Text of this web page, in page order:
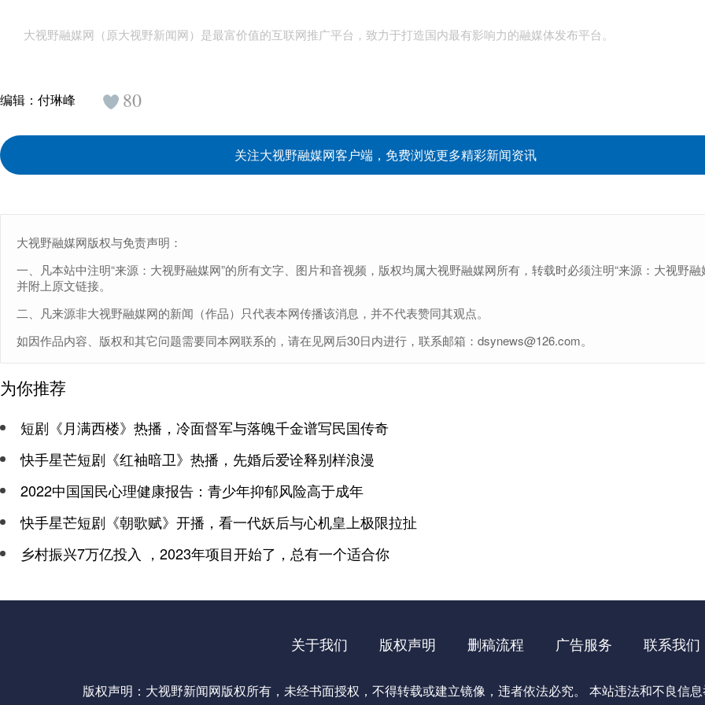
大视野融媒网（原大视野新闻网）是最富价值的互联网推广平台，致力于打造国内最有影响力的融媒体发布平台。
编辑： 付琳峰 80
关注大视野融媒网客户端，免费浏览更多精彩新闻资讯
大视野融媒网版权与免责声明：
一、凡本站中注明“来源：大视野融媒网”的所有文字、图片和音视频，版权均属大视野融媒网所有，转载时必须注明“来源：大视野融
并附上原文链接。
二、凡来源非大视野融媒网的新闻（作品）只代表本网传播该消息，并不代表赞同其观点。
如因作品内容、版权和其它问题需要同本网联系的，请在见网后30日内进行，联系邮箱：dsynews@126.com。
为你推荐
短剧《月满西楼》热播，冷面督军与落魄千金谱写民国传奇
快手星芒短剧《红袖暗卫》热播，先婚后爱诠释别样浪漫
2022中国国民心理健康报告：青少年抑郁风险高于成年
快手星芒短剧《朝歌赋》开播，看一代妖后与心机皇上极限拉扯
乡村振兴7万亿投入 ，2023年项目开始了，总有一个适合你
关于我们 版权声明 删稿流程 广告服务 联系我们
版权声明：大视野新闻网版权所有，未经书面授权，不得转载或建立镜像，违者依法必究。 本站违法和不良信